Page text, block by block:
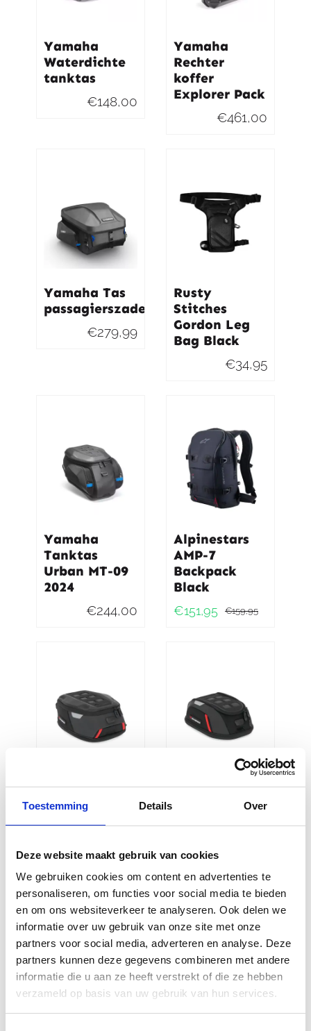
Toestemming Details Over
Deze website maakt gebruik van cookies
We gebruiken cookies om content en advertenties te
personaliseren, om functies voor social media te bieden
en om ons websiteverkeer te analyseren. Ook delen we
informatie over uw gebruik van onze site met onze
partners voor social media, adverteren en analyse. Deze
partners kunnen deze gegevens combineren met andere
informatie die u aan ze heeft verstrekt of die ze hebben
verzameld op basis van uw gebruik van hun services.
Yamaha
Waterdichte
tanktas
€148,00
Yamaha
Rechter
koffer
Explorer Pack
€461,00
Yamaha Tas
passagierszadel
€279,99
Rusty
Stitches
Gordon Leg
Bag Black
€34,95
Yamaha
Tanktas
Urban MT-09
2024
€244,00
Alpinestars
AMP-7
Backpack
Black
€159,95
€151,95
Sw motech
Pro Daypack
Sw motech
Pro Micro 3-5
Sw motech
Kriega OS